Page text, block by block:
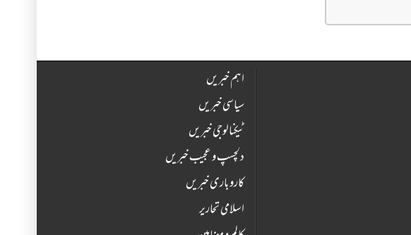
اہم خبریں
سیاسی خبریں
ٹیکنالوجی خبریں
دلچسپ و عجیب خبریں
کاروباری خبریں
اسلامی تحاریر